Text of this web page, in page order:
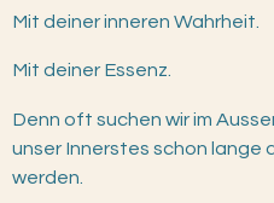
Mit deiner inneren Wahrheit.
Mit deiner Essenz.
Denn oft suchen wir im
unser Innerstes schon
werden.